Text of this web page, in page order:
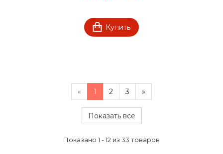
Купить
« 1 2 3 »
Показать все
Показано 1 - 12 из 33 товаров